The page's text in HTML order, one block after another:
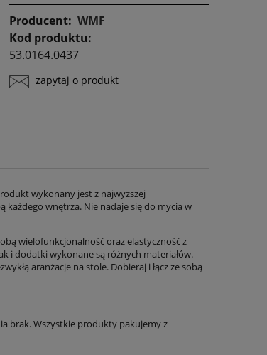
Producent: WMF
Kod produktu:
53.0164.0437
zapytaj o produkt
wykonany jest z najwyższej
wnętrza. Nie nadaje się do mycia w
wielofunkcjonalność oraz elastyczność z
i dodatki wykonane są różnych materiałów.
aranżacje na stole. Dobieraj i łącz ze sobą
brak. Wszystkie produkty pakujemy z